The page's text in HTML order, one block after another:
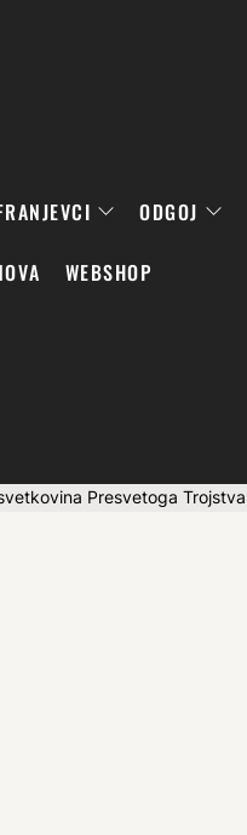
ODGOJ
WEBSHOP
Presvetoga Trojstva